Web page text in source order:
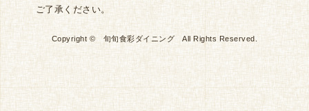
ご了承ください。
Copyright © 旬旬食彩ダイニング All Rights Reserved.